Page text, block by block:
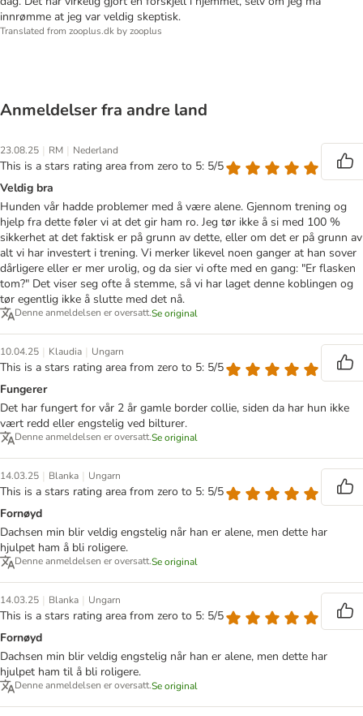
innrømme at jeg var veldig skeptisk.
Translated from zooplus.dk by zooplus
Anmeldelser fra andre land
23.08.25 | RM | Nederland
This is a stars rating area from zero to 5: 5/5
Veldig bra
Hunden vår hadde problemer med å være alene. Gjennom trening og
hjelp fra dette føler vi at det gir ham ro. Jeg tør ikke å si med 100 %
sikkerhet at det faktisk er på grunn av dette, eller om det er på grunn av
alt vi har investert i trening. Vi merker likevel noen ganger at han sover
dårligere eller er mer urolig, og da sier vi ofte med en gang: "Er flasken
tom?" Det viser seg ofte å stemme, så vi har laget denne koblingen og
tør egentlig ikke å slutte med det nå.
Denne anmeldelsen er oversatt.Se original
10.04.25 | Klaudia | Ungarn
This is a stars rating area from zero to 5: 5/5
Fungerer
Det har fungert for vår 2 år gamle border collie, siden da har hun ikke
vært redd eller engstelig ved bilturer.
Denne anmeldelsen er oversatt.Se original
14.03.25 | Blanka | Ungarn
This is a stars rating area from zero to 5: 5/5
Fornøyd
Dachsen min blir veldig engstelig når han er alene, men dette har
hjulpet ham å bli roligere.
Denne anmeldelsen er oversatt.Se original
14.03.25 | Blanka | Ungarn
This is a stars rating area from zero to 5: 5/5
Fornøyd
Dachsen min blir veldig engstelig når han er alene, men dette har
hjulpet ham til å bli roligere.
Denne anmeldelsen er oversatt.Se original